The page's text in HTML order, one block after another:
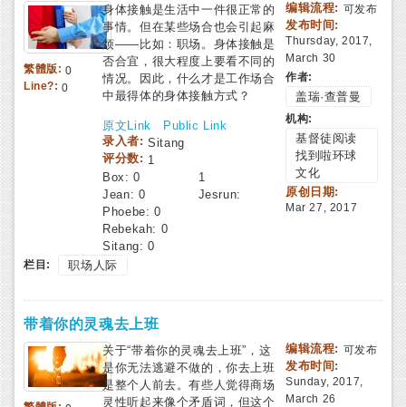
繁體版: 0
Line?:0
身体接触是生活中一件很正常的
事情。但在某些场合也会引起麻
烦——比如：职场。身体接触是
否合宜，很大程度上要看不同的
情况。因此，什么才是工作场合
中最得体的身体接触方式？
原文Link
Public Link
录入者: Sitang
评分数: 1
Box:0
Jean: 0 Jesrun:
1
Phoebe: 0
Rebekah: 0
Sitang: 0
编辑流程: 可发布
发布时间:
Thursday, 2017,
March 30
作者:
盖瑞·查普曼
机构:
基督徒阅读
找到啦环球
文化
原创日期:
Mar 27, 2017
栏目: 职场人际
带着你的灵魂去上班
关于“带着你的灵魂去上班”，这
是你无法逃避不做的，你去上班
是整个人前去。有些人觉得商场
灵性听起来像个矛盾词，但这个
编辑流程: 可发布
发布时间:
Sunday, 2017,
March 26